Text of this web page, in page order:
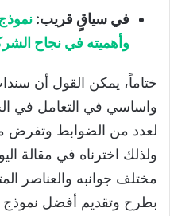
في سياقٍ قريب:
وأهميته في نجاح
ختاماً، يمكن القول أن
واساسي في التعامل في
لعدد من الضوابط وتفرض
ولذلك اخترناه في مقالة
مختلف جوانبه والعناصر
بطرح وتقديم أفضل